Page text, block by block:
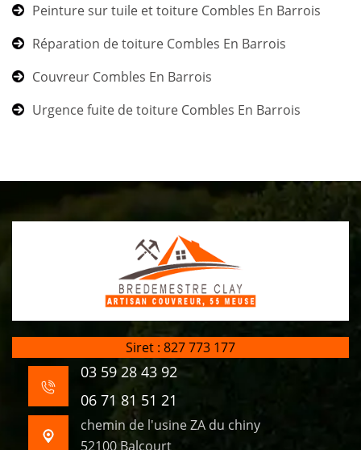
Peinture sur tuile et toiture Combles En Barrois
Réparation de toiture Combles En Barrois
Couvreur Combles En Barrois
Urgence fuite de toiture Combles En Barrois
Siret : 827 773 177
03 59 28 43 92
06 71 81 51 21
chemin de l'usine ZA du chiny
52100 Balcourt